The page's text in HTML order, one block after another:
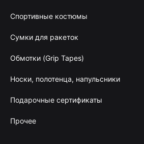
Спортивные костюмы
Сумки для ракеток
Обмотки (Grip Tapes)
Носки, полотенца, напульсники
Подарочные сертификаты
Прочее